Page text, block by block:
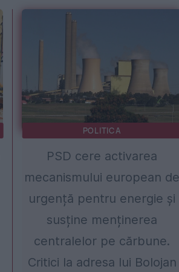
POLITICA
PSD cere activarea
mecanismului european
urgență pentru energie și
susține menținerea
centralelor pe cărbune.
Critici la adresa lui Bolojan